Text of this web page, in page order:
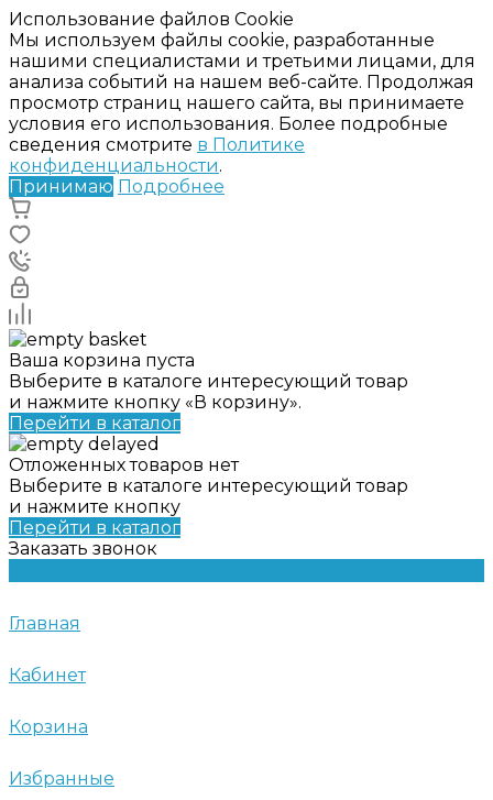
Использование файлов Cookie
Мы используем файлы cookie, разработанные
нашими специалистами и третьими лицами, для
анализа событий на нашем веб-сайте. Продолжая
просмотр страниц нашего сайта, вы принимаете
условия его использования. Более подробные
сведения смотрите в Политике
конфиденциальности.
Принимаю Подробнее
Ваша корзина пуста
Выберите в каталоге интересующий товар
и нажмите кнопку «В корзину».
Перейти в каталог
Отложенных товаров нет
Выберите в каталоге интересующий товар
и нажмите кнопку
Перейти в каталог
Заказать звонок
Главная
Кабинет
Корзина
Избранные